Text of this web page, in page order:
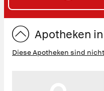
Apotheken
Diese Apotheken sind